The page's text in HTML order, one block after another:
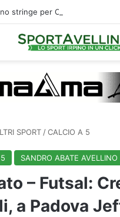
SPORT /CALCIO A 5
SANDRO ABATE AVELLINO
– Futsal:
a Padova